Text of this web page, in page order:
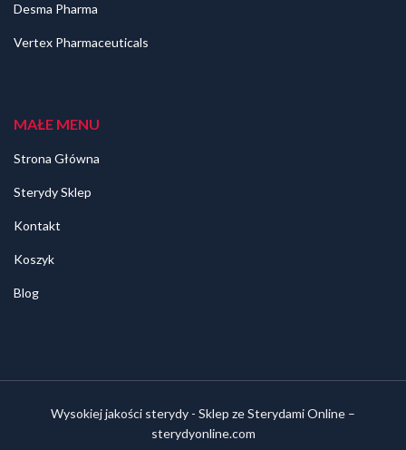
Desma Pharma
Vertex Pharmaceuticals
MAŁE MENU
Strona Główna
Sterydy Sklep
Kontakt
Koszyk
Blog
Wysokiej jakości sterydy - Sklep ze Sterydami Online –
sterydyonline.com